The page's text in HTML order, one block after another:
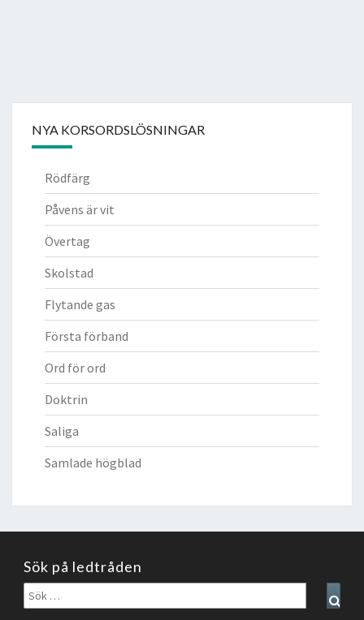
NYA KORSORDSLÖSNINGAR
Rödfärg
Påvens är vit
Övertag
Skolstad
Flytande gas
Första förband
Ord för ord
Doktrin
Saliga
Samlade högblad
Sök på ledtråden
Sök
efter: